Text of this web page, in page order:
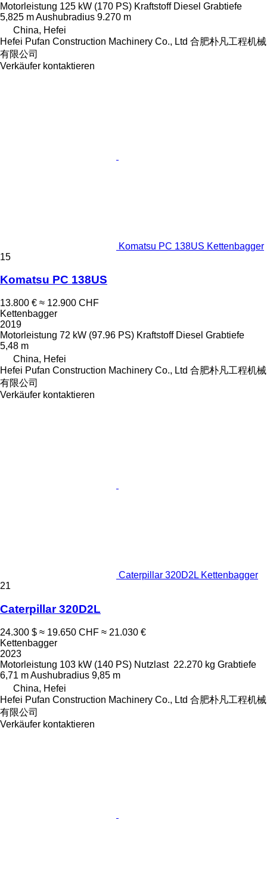
Motorleistung 125 kW (170 PS) Kraftstoff Diesel Grabtiefe
5,825 mAushubradius 9.270 m
China, Hefei
Hefei Pufan Construction Machinery Co., Ltd 合肥朴凡工程机械
有限公司
Verkäufer kontaktieren
Komatsu PC 138US Kettenbagger
15
Komatsu PC 138US
13.800 € ≈ 12.900 CHF
Kettenbagger
2019
Motorleistung 72 kW (97.96 PS) Kraftstoff Diesel Grabtiefe
5,48 m
China, Hefei
Hefei Pufan Construction Machinery Co., Ltd 合肥朴凡工程机械
有限公司
Verkäufer kontaktieren
Caterpillar 320D2L Kettenbagger
21
Caterpillar 320D2L
24.300 $ ≈ 19.650 CHF ≈ 21.030 €
Kettenbagger
2023
Motorleistung 103 kW (140 PS) Nutzlast 22.270 kg Grabtiefe
6,71 mAushubradius 9,85 m
China, Hefei
Hefei Pufan Construction Machinery Co., Ltd 合肥朴凡工程机械
有限公司
Verkäufer kontaktieren